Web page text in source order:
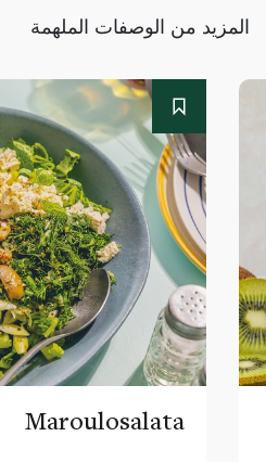
المزيد من الوصفات الملهمة
Maroulosalata